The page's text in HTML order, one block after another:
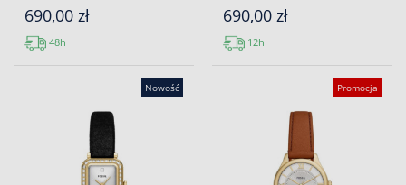
690,00 zł
48h
690,00 zł
12h
Nowość Promocja